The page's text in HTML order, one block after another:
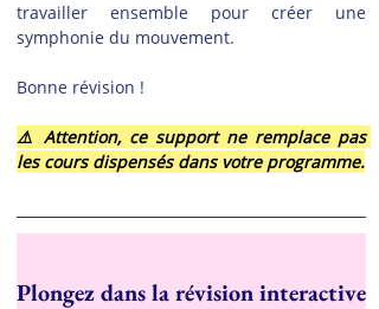
travailler ensemble pour créer une
symphonie du mouvement.
Bonne révision !
⚠️ Attention, ce support ne remplace pas
les cours dispensés dans votre programme.
Plongez dans la révision interactive